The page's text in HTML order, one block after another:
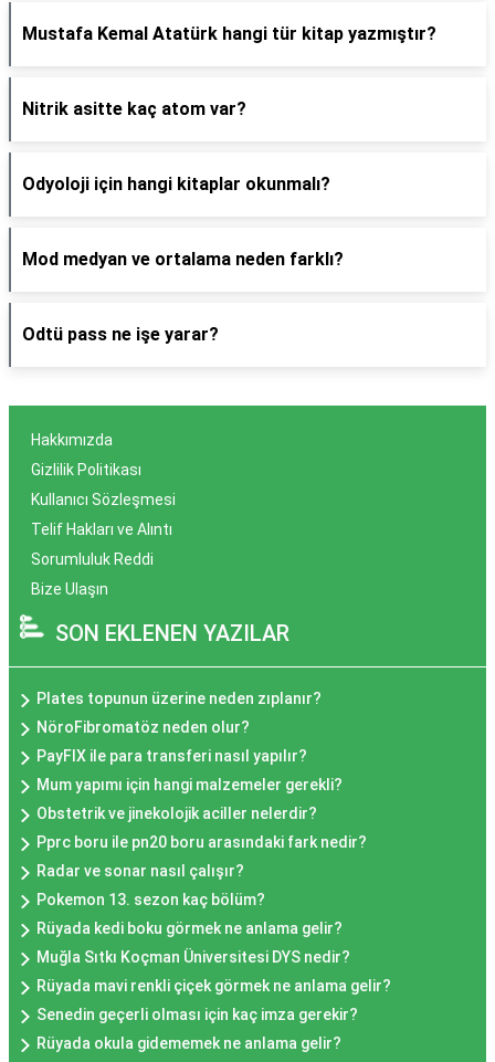
Mustafa Kemal Atatürk hangi tür kitap yazmıştır?
Nitrik asitte kaç atom var?
Odyoloji için hangi kitaplar okunmalı?
Mod medyan ve ortalama neden farklı?
Odtü pass ne işe yarar?
Hakkımızda
Gizlilik Politikası
Kullanıcı Sözleşmesi
Telif Hakları ve Alıntı
Sorumluluk Reddi
Bize Ulaşın
SON EKLENEN YAZILAR
Plates topunun üzerine neden zıplanır?
NöroFibromatöz neden olur?
PayFIX ile para transferi nasıl yapılır?
Mum yapımı için hangi malzemeler gerekli?
Obstetrik ve jinekolojik aciller nelerdir?
Pprc boru ile pn20 boru arasındaki fark nedir?
Radar ve sonar nasıl çalışır?
Pokemon 13. sezon kaç bölüm?
Rüyada kedi boku görmek ne anlama gelir?
Muğla Sıtkı Koçman Üniversitesi DYS nedir?
Rüyada mavi renkli çiçek görmek ne anlama gelir?
Senedin geçerli olması için kaç imza gerekir?
Rüyada okula gidememek ne anlama gelir?